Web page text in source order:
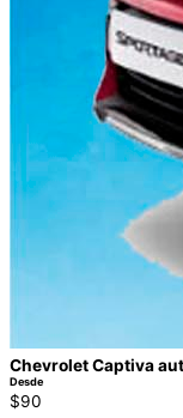
Chevrolet Captiva
Desde
$90